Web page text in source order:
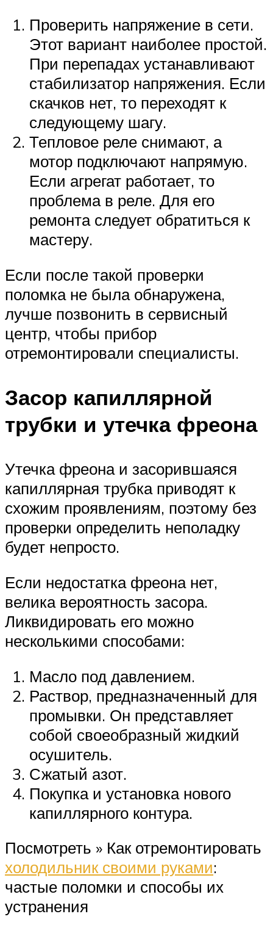
Проверить напряжение в сети.
Этот вариант наиболее простой.
При перепадах устанавливают
стабилизатор напряжения. Если
скачков нет, то переходят к
следующему шагу.
Тепловое реле снимают, а
мотор подключают напрямую.
Если агрегат работает, то
проблема в реле. Для его
ремонта следует обратиться к
мастеру.
Если после такой проверки
поломка не была обнаружена,
лучше позвонить в сервисный
центр, чтобы прибор
отремонтировали специалисты.
Засор капиллярной
трубки и утечка фреона
Утечка фреона и засорившаяся
капиллярная трубка приводят к
схожим проявлениям, поэтому без
проверки определить неполадку
будет непросто.
Если недостатка фреона нет,
велика вероятность засора.
Ликвидировать его можно
несколькими способами:
Масло под давлением.
Раствор, предназначенный для
промывки. Он представляет
собой своеобразный жидкий
осушитель.
Сжатый азот.
Покупка и установка нового
капиллярного контура.
Посмотреть » Как отремонтировать
холодильник своими руками:
частые поломки и способы их
устранения